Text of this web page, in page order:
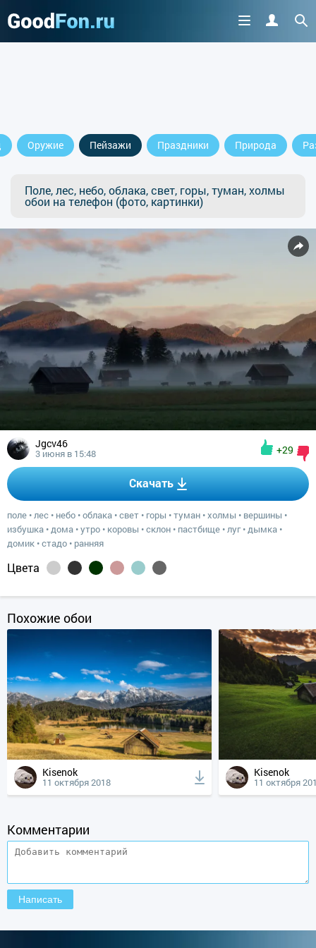
Оружие Пейзажи Праздники Природа
Поле, лес, небо, облака, свет, горы, туман, холмы
обои на телефон (фото, картинки)
Jgcv46
3 июня в 15:48 +29
Скачать
поле •лес • небо •облака •свет • горы •туман •холмы • вершины •
избушка •дома •утро • коровы •склон • пастбище •луг•дымка •
домик •стадо • ранняя
Цвета
Похожие обои
Kisenok
11 октября 2018
Kisenok
11 октября
Комментарии